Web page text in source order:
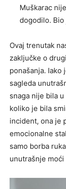
Muškarac
dogodilo.
Ovaj trenutak
zaključke o
ponašanja. Iako
sagleda
snaga nije bila
koliko je bila
incident, ona je
emocionalne
samo borba
unutrašnje